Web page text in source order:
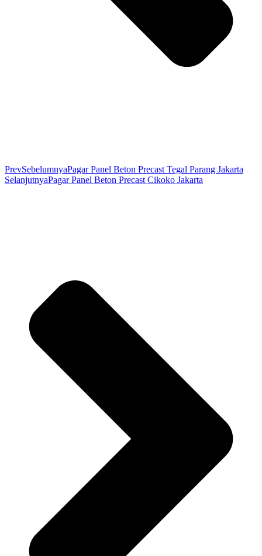
PrevSebelumnyaPagar Panel Beton Precast Tegal Parang Jakarta
SelanjutnyaPagar Panel Beton Precast Cikoko Jakarta